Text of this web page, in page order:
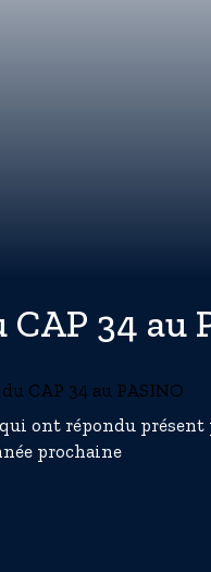
34 au
ont répondu présent
prochaine